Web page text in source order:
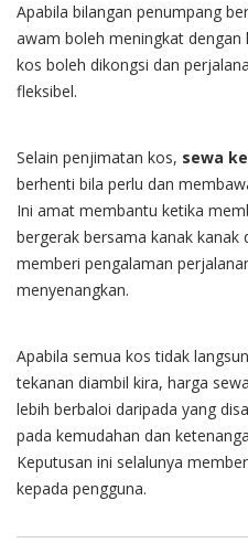
Apabila bilangan penumpang
awam boleh meningkat
kos boleh dikongsi dan
fleksibel.
Selain penjimatan kos, sewa
berhenti bila perlu dan
Ini amat membantu ketika
bergerak bersama kanak kanak
memberi pengalaman
menyenangkan.
Apabila semua kos tidak
tekanan diambil kira, harga
lebih berbaloi daripada yang
pada kemudahan dan
Keputusan ini selalunya
kepada pengguna.